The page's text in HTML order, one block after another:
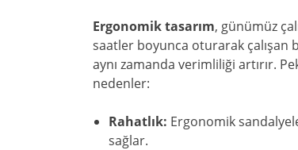
Ergonomik tasarım, günümüz
saatler boyunca oturarak çalışan
aynı zamanda verimliliği artırır.
nedenler:
Rahatlık: Ergonomik
sağlar.